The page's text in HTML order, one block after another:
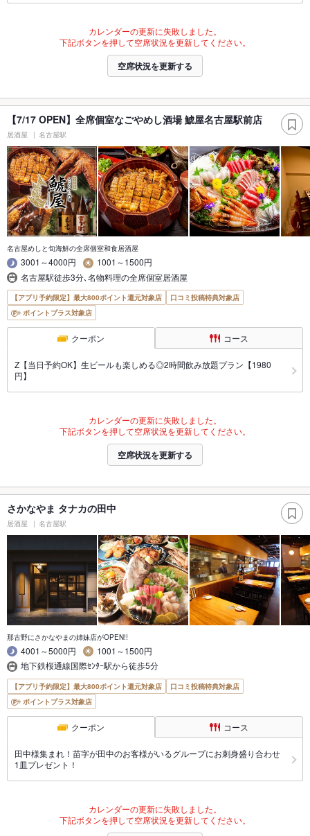
カレンダーの更新に失敗しました。
下記ボタンを押して空席状況を更新してください。
空席状況を更新する
【7/17 OPEN】全席個室なごやめし酒場 鯱屋名古屋駅前店
居酒屋 名古屋駅
名古屋めしと旬海鮮の全席個室和食居酒屋
3001～4000円
1001～1500円
名古屋駅徒歩3分､名物料理の全席個室居酒屋
【アプリ予約限定】最大800ポイント還元対象店
口コミ投稿特典対象店
ポイントプラス対象店
クーポン コース
Z【当日予約OK】生ビールも楽しめる◎2時間飲み放題プラン【1980
円】
カレンダーの更新に失敗しました。
下記ボタンを押して空席状況を更新してください。
空席状況を更新する
さかなやま タナカの田中
居酒屋 名古屋駅
那古野にさかなやまの姉妹店がOPEN!!
4001～5000円
1001～1500円
地下鉄桜通線国際ｾﾝﾀｰ駅から徒歩5分
【アプリ予約限定】最大800ポイント還元対象店
口コミ投稿特典対象店
ポイントプラス対象店
クーポン コース
田中様集まれ！苗字が田中のお客様がいるグループにお刺身盛り合わせ
1皿プレゼント！
カレンダーの更新に失敗しました。
下記ボタンを押して空席状況を更新してください。